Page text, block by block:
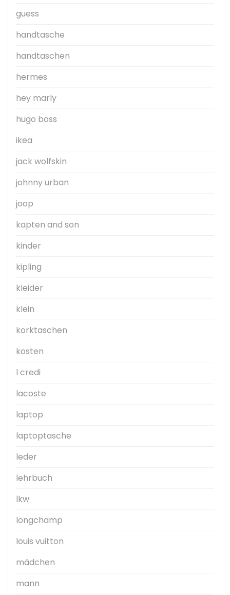
guess
handtasche
handtaschen
hermes
hey marly
hugo boss
ikea
jack wolfskin
johnny urban
joop
kapten and son
kinder
kipling
kleider
klein
korktaschen
kosten
l credi
lacoste
laptop
laptoptasche
leder
lehrbuch
lkw
longchamp
louis vuitton
mädchen
mann